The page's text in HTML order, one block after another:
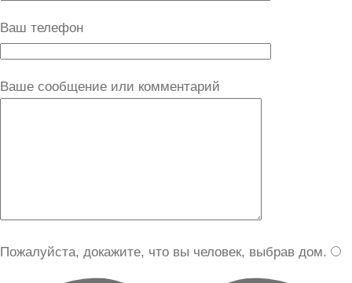
Ваш телефон
Ваше сообщение или комментарий
Пожалуйста, докажите, что вы человек, выбрав дом.